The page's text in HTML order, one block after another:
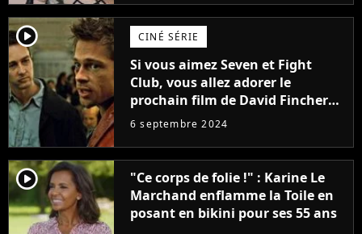
player2 CINÉ SÉRIE
Si vous aimez Seven et Fight
Club, vous allez adorer le
prochain film de David Fincher
avec lequel il se réinvente
complètement
6 septembre 2024
player2
"Ce corps de folie !" : Karine Le
Marchand enflamme la Toile en
posant en bikini pour ses 55 ans